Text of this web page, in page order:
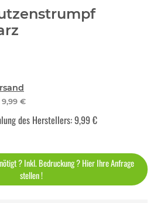
9,99 €
des Herstellers:9,99 €
? Inkl. Bedruckung ? Hier Ihre Anfrage
stellen !